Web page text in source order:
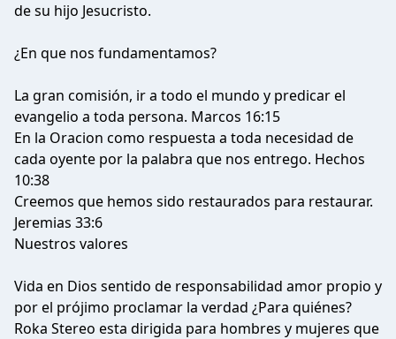
de su hijo Jesucristo.
¿En que nos fundamentamos?
La gran comisión, ir a todo el mundo y predicar el
evangelio a toda persona. Marcos 16:15
En la Oracion como respuesta a toda necesidad de
cada oyente por la palabra que nos entrego. Hechos
10:38
Creemos que hemos sido restaurados para restaurar.
Jeremias 33:6
Nuestros valores
Vida en Dios sentido de responsabilidad amor propio y
por el prójimo proclamar la verdad ¿Para quiénes?
Roka Stereo esta dirigida para hombres y mujeres que